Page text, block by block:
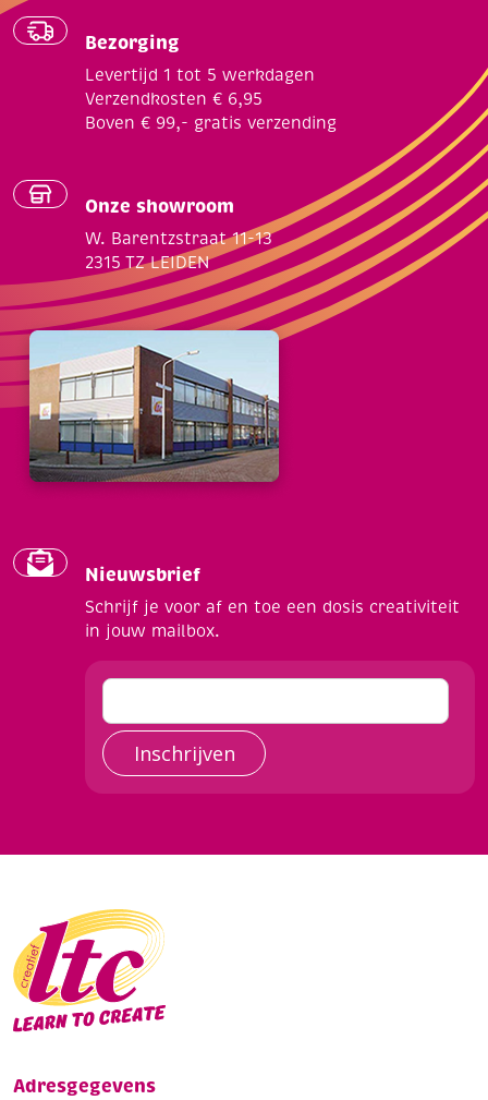
Bezorging
Levertijd 1 tot 5 werkdagen
Verzendkosten € 6,95
Boven € 99,- gratis verzending
Onze showroom
W. Barentzstraat 11-13
2315 TZ LEIDEN
Nieuwsbrief
Schrijf je voor af en toe een dosis creativiteit
in jouw mailbox.
Inschrijven
Adresgegevens